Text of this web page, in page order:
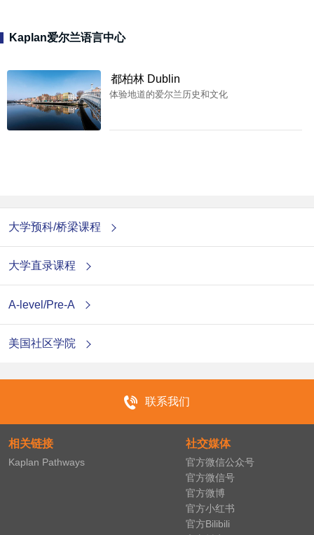
Kaplan爱尔兰语言中心
都柏林 Dublin
体验地道的爱尔兰历史和文化
大学预科/桥梁课程
大学直录课程
A-level/Pre-A
美国社区学院
联系我们
相关链接
Kaplan Pathways
社交媒体
官方微信公众号
官方微信号
官方微博
官方小红书
官方Bilibili